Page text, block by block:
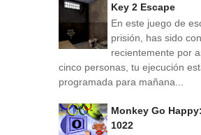
Key 2 Escape
En este juego de
prisión, has sido
recientemente por
cinco personas, tu ejecución
programada para mañana...
Monkey Go
1022